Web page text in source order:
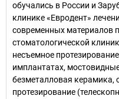
обучались в России и
клинике «Евродент»
современных материалов
стоматологической
несъемное
имплантатах,
безметалловая керамика,
протезирование